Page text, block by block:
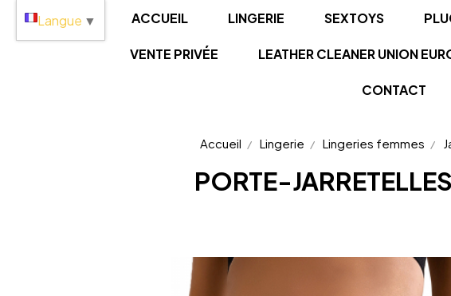
ACCUEIL LINGERIE SEXTOYS
VENTE PRIVÉE LEATHER CLEANER UNION
CONTACT
Accueil Lingerie Lingeries femmes
PORTE-
Langue ▼